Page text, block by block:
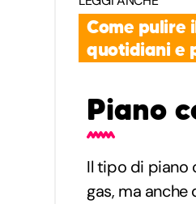
Come pulire
quotidiani e
Piano
Il tipo di piano
gas, ma